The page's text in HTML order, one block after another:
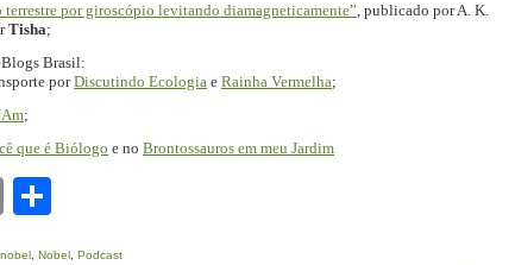
terrestre por giroscópio levitando diamagneticamente”, publicado por A. K.
Tisha;
Brasil:
porDiscutindo Ecologia e Rainha Vermelha;
;
que é Biólogo e no Brontossauros em meu Jardim
Email
Nobel Podcast